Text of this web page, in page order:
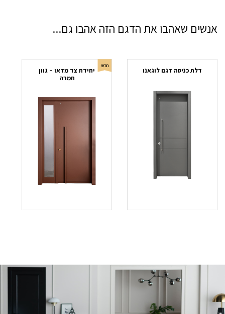
אנשים שאהבו את הדגם הזה אהבו גם...
דלת כניסה דגם לוגאנו
חדש
יחידת צד מדאו – גוון
חמרה